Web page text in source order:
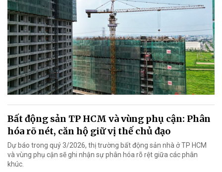
Bất động sản TP HCM và vùng phụ cận: Phân
hóa rõ nét, căn hộ giữ vị thế chủ đạo
Dự báo trong quý 3/2026, thị trường bất động sản nhà ở TP HCM
và vùng phụ cận sẽ ghi nhận sự phân hóa rõ rệt giữa các phân
khúc.